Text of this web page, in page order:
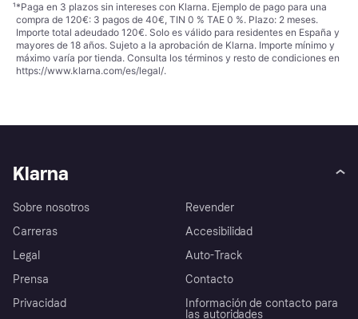
¹*Paga en 3 plazos sin intereses con Klarna. Ejemplo de pago para una
compra de 120€: 3 pagos de 40€, TIN 0 % TAE 0 %. Plazo: 2 meses.
Importe total adeudado 120€. Solo es válido para residentes en España y
mayores de 18 años. Sujeto a la aprobación de Klarna. Importe mínimo y
máximo varía por tienda. Consulta los términos y resto de condiciones en
https://www.klarna.com/es/legal/.
Klarna
Sobre nosotros
Carreras
Legal
Prensa
Privacidad
Revender
Accesibilidad
Auto-Track
Contacto
Información de contacto para
las autoridades